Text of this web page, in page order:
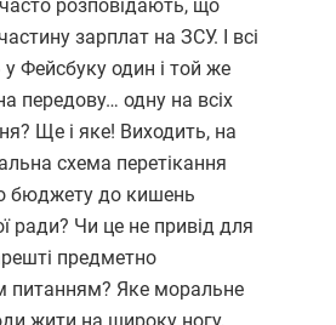
розповідають, що
зарплат на ЗСУ. І всі
Фейсбуку один і той же
передову… одну на всіх
Ще і яке! Виходить, на
схема перетікання
бюджету до кишень
ради? Чи це не привід для
предметно
питанням? Яке моральне